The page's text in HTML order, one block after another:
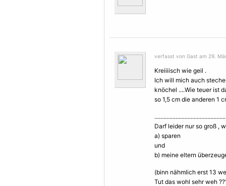
verfasst von Gast am 29.
Kreiiiisch wie geil .
Ich will mich auch
knöchel ....Wie teuer ist
so 1,5 cm die anderen 1
Darf leider nur so groß ,
a) sparen
und
b) meine eltern
(binn nähmlich erst 13
Tut das wohl sehr weh